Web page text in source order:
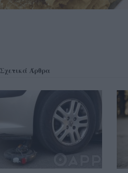
Σχετικά Άρθρα